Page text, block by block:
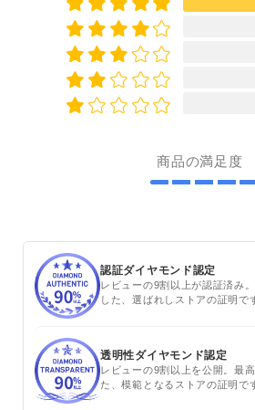
商品の満足度
認証ダイヤモンド認定
レビューの9割以上が認証済み
した、選ばれしストアの証明で
透明性ダイヤモンド認定
レビューの9割以上を公開。最
た、模範となるストアの証明で